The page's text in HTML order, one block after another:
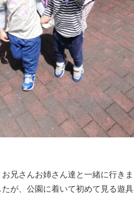
兄さんお姉さん達と一緒に行きま
が、公園に着いて初めて見る遊具